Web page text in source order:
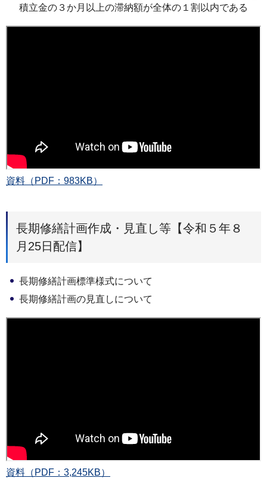
積立金の３か月以上の滞納額が全体の１割以内である
資料（PDF：983KB）
長期修繕計画作成・見直し等【令和５年８
月25日配信】
⻑期修繕計画標準様式について
⻑期修繕計画の⾒直しについて
資料（PDF：3,245KB）